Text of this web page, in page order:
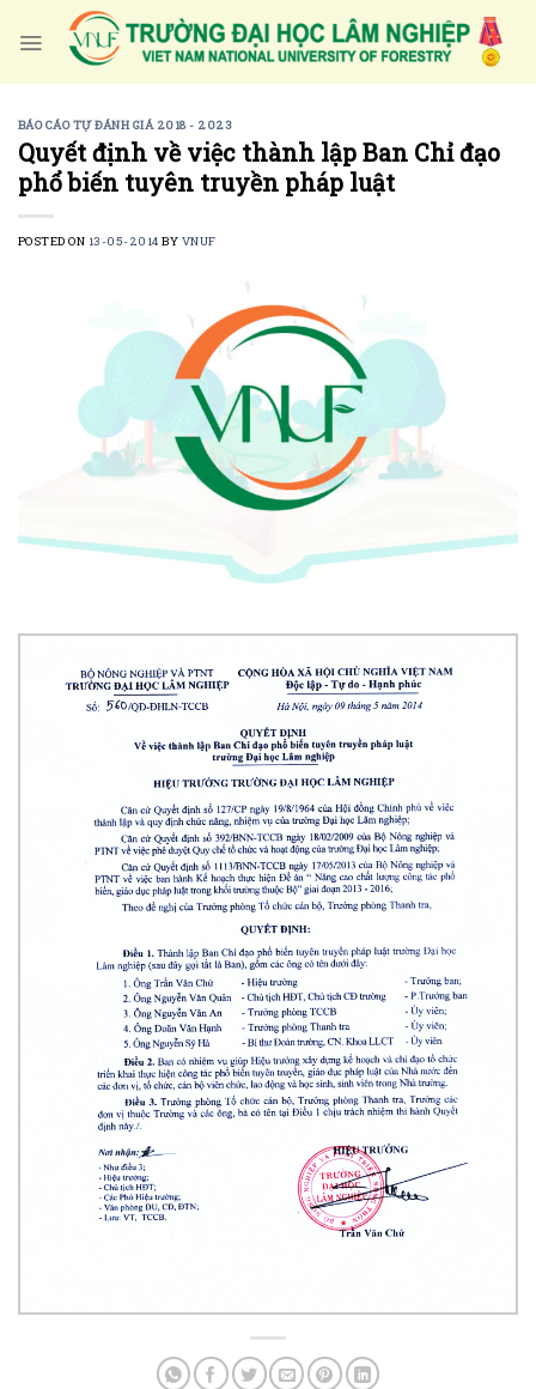
BÁO CÁO TỰ ĐÁNH GIÁ 2018 - 2023
Quyết định về việc thành lập Ban Chỉ đạo
phổ biến tuyên truyền pháp luật
POSTED ON 13-05-2014 BY VNUF